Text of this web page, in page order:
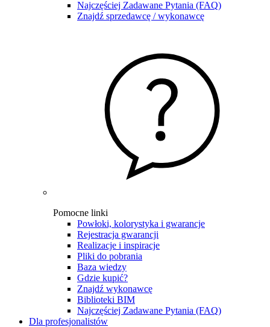
Najczęściej Zadawane Pytania (FAQ)
Znajdź sprzedawcę / wykonawcę
Pomocne linki
Powłoki, kolorystyka i gwarancje
Rejestracja gwarancji
Realizacje i inspiracje
Pliki do pobrania
Baza wiedzy
Gdzie kupić?
Znajdź wykonawcę
Biblioteki BIM
Najczęściej Zadawane Pytania (FAQ)
Dla profesjonalistów